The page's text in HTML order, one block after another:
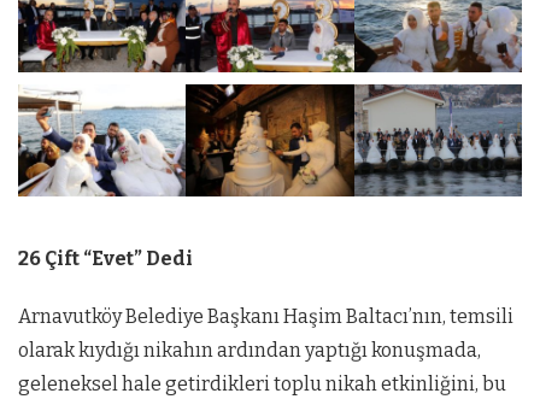
26 Çift “Evet” Dedi
Arnavutköy Belediye Başkanı Haşim Baltacı’nın, temsili
olarak kıydığı nikahın ardından yaptığı konuşmada,
geleneksel hale getirdikleri toplu nikah etkinliğini, bu